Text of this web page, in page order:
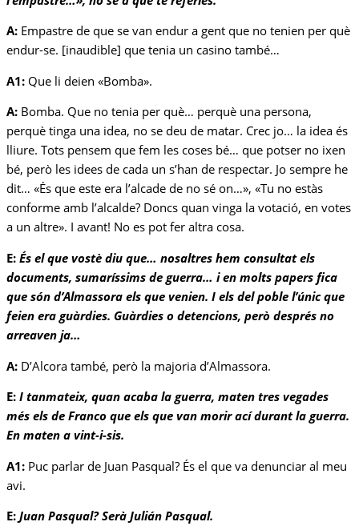
A: Empastre de que se van endur a gent que no tenien per què
endur-se. [inaudible] que tenia un casino també…
A1: Que li deien «Bomba».
A: Bomba. Que no tenia per què… perquè una persona,
perquè tinga una idea, no se deu de matar. Crec jo… la idea és
lliure. Tots pensem que fem les coses bé… que potser no ixen
bé, però les idees de cada un s’han de respectar. Jo sempre he
dit… «És que este era l’alcade de no sé on…», «Tu no estàs
conforme amb l’alcalde? Doncs quan vinga la votació, en votes
a un altre». I avant! No es pot fer altra cosa.
E: És el que vostè diu que… nosaltres hem consultat els
documents, sumaríssims de guerra… i en molts papers fica
que són d’Almassora els que venien. I els del poble l’únic que
feien era guàrdies. Guàrdies o detencions, però després no
arreaven ja…
A: D’Alcora també, però la majoria d’Almassora.
E: I tanmateix, quan acaba la guerra, maten tres vegades
més els de Franco que els que van morir ací durant la guerra.
En maten a vint-i-sis.
A1: Puc parlar de Juan Pasqual? És el que va denunciar al meu
avi.
E: Juan Pasqual? Serà Julián Pasqual.